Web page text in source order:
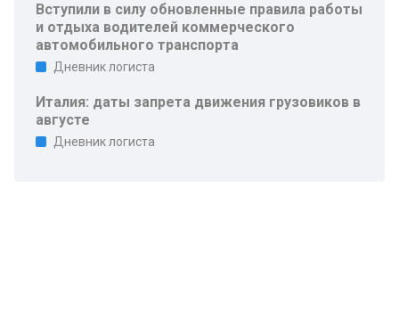
Вступили в силу обновленные правила работы
и отдыха водителей коммерческого
автомобильного транспорта
Дневник логиста
Италия: даты запрета движения грузовиков в
августе
Дневник логиста